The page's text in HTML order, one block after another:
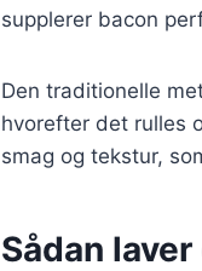
supplerer bacon
Den traditionelle
hvorefter det rulles
smag og tekstur,
Sådan